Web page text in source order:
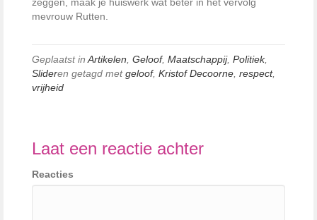
mevrouw Rutten.
Geplaatst in Artikelen Geloof, Maatschappij, Politiek,
Slideren getagd metgeloof, Kristof Decoorne respect,
vrijheid
Laat een reactie achter
Reacties